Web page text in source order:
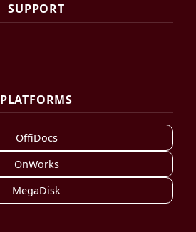
SUPPORT
PLATFORMS
OffiDocs
OnWorks
MegaDisk